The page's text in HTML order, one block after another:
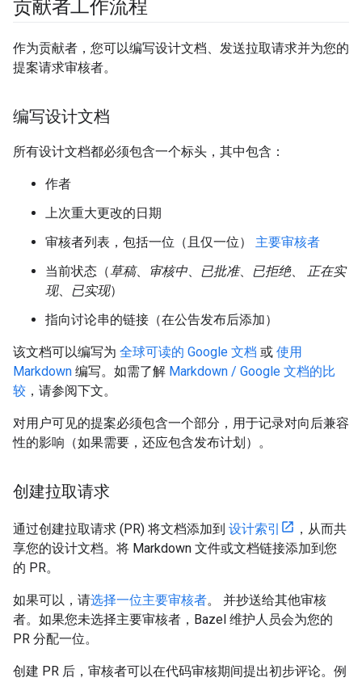
贡献者工作流程
作为贡献者，您可以编写设计文档、发送拉取请求并为您的
提案请求审核者。
编写设计文档
所有设计文档都必须包含一个标头，其中包含：
作者
上次重大更改的日期
审核者列表，包括一位（且仅一位） 主要审核者
当前状态（草稿、 审核中、 已批准、 已拒绝、
正在实
现、 已实现）
指向讨论串的链接（在公告发布后添加）
该文档可以编写为 全球可读的 Google 文档 或 使用
Markdown 编写。如需了解 Markdown / Google 文档的比
较 ，请参阅下文。
对用户可见的提案必须包含一个部分，用于记录对向后兼容
性的影响（如果需要，还应包含发布计划）。
创建拉取请求
通过创建拉取请求 (PR) 将文档添加到 设计索引
，从而共
享您的设计文档。将 Markdown 文件或文档链接添加到您
的 PR。
如果可以，请选择一位主要审核者。 并抄送给其他审核
者。如果您未选择主要审核者，Bazel 维护人员会为您的
PR 分配一位。
创建 PR 后，审核者可以在代码审核期间提出初步评论。例